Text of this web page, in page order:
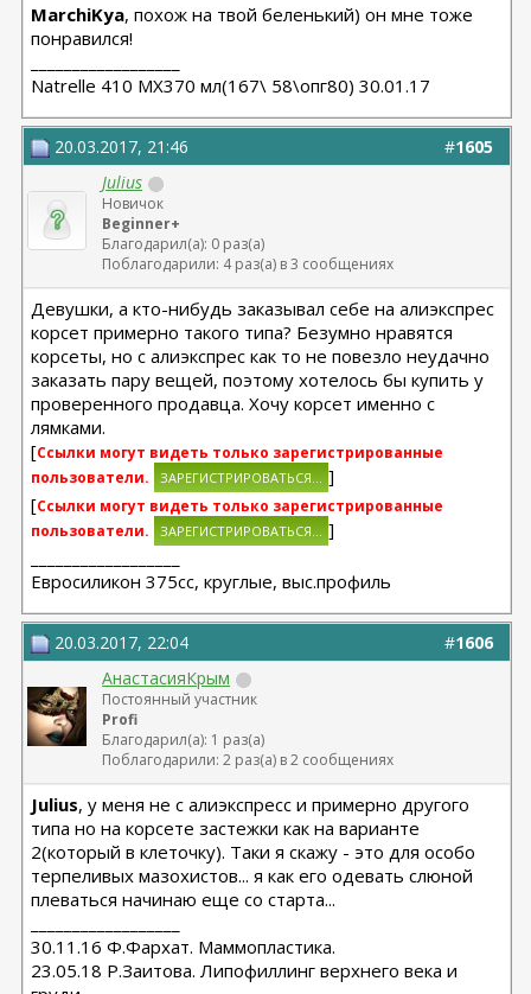
MarchiKya, похож на твой беленький) он мне тоже
понравился!
Natrelle 410 MX370 мл(167\ 58\опг80) 30.01.17
#1605
20.03.2017, 21:46
Julius
Новичок
Beginner+
Благодарил(а): 0 раз(а)
Поблагодарили: 4 раз(а) в 3 сообщениях
Девушки, а кто-нибудь заказывал себе на алиэкспрес
корсет примерно такого типа? Безумно нравятся
корсеты, но с алиэкспрес как то не повезло неудачно
заказать пару вещей, поэтому хотелось бы купить у
проверенного продавца. Хочу корсет именно с
лямками.
[Ссылки могут видеть только зарегистрированные
пользователи.
]
[Ссылки могут видеть только зарегистрированные
пользователи.
]
Евросиликон 375сс, круглые, выс.профиль
#1606
20.03.2017, 22:04
АнастасияКрым
Постоянный участник
Profi
Благодарил(а): 1 раз(а)
Поблагодарили: 2 раз(а) в 2 сообщениях
Julius, у меня не с алиэкспресс и примерно другого
типа но на корсете застежки как на варианте
2(который в клеточку). Таки я скажу - это для особо
терпеливых мазохистов... я как его одевать слюной
плеваться начинаю еще со старта...
30.11.16 Ф.Фархат. Маммопластика.
23.05.18 Р.Заитова. Липофиллинг верхнего века и